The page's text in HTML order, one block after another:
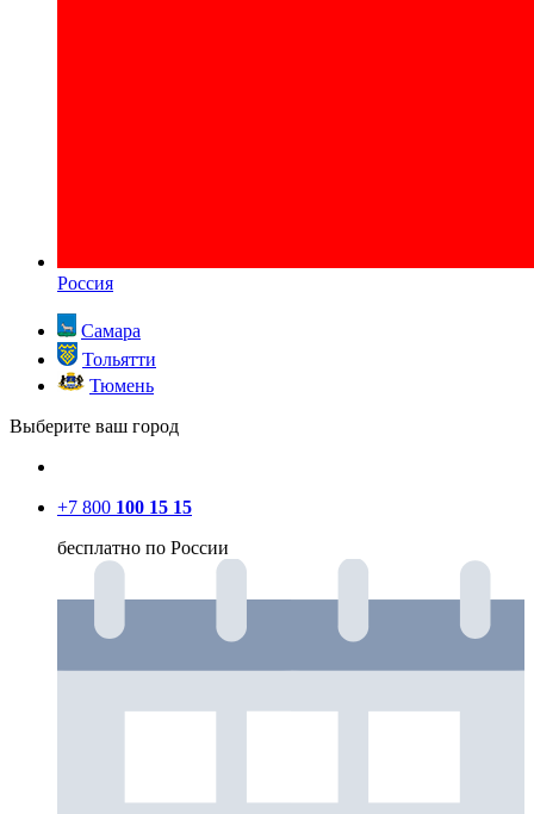
Россия
Самара
Тольятти
Тюмень
Выберите ваш город
+7 800 100 15 15
бесплатно по России